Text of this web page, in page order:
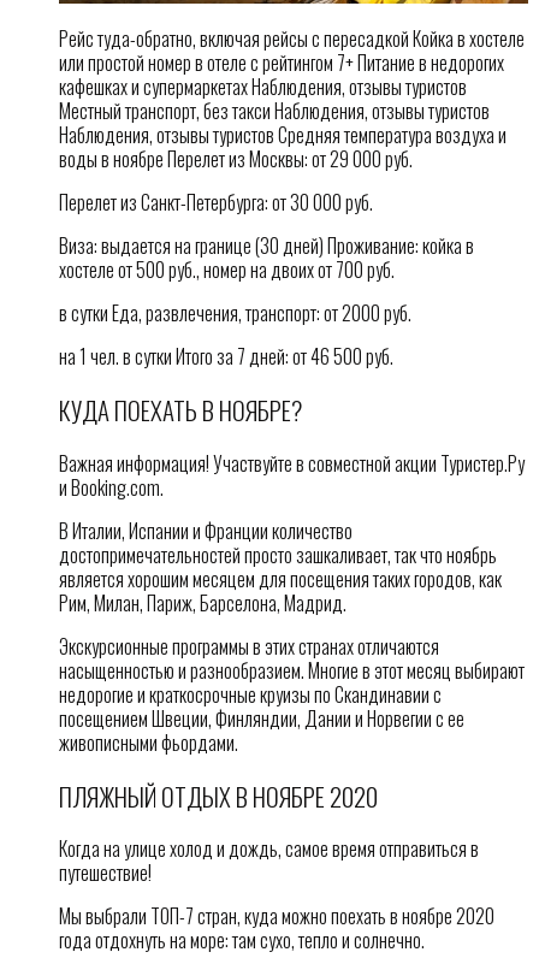
Рейс туда-обратно, включая рейсы с пересадкой Койка в хостеле
или простой номер в отеле с рейтингом 7+ Питание в недорогих
кафешках и супермаркетах Наблюдения, отзывы туристов
Местный транспорт, без такси Наблюдения, отзывы туристов
Наблюдения, отзывы туристов Средняя температура воздуха и
воды в ноябре Перелет из Москвы: от 29 000 руб.
Перелет из Санкт-Петербурга: от 30 000 руб.
Виза: выдается на границе (30 дней) Проживание: койка в
хостеле от 500 руб., номер на двоих от 700 руб.
в сутки Еда, развлечения, транспорт: от 2000 руб.
на 1 чел. в сутки Итого за 7 дней: от 46 500 руб.
КУДА ПОЕХАТЬ В НОЯБРЕ?
Важная информация! Участвуйте в совместной акции Туристер.Ру
и Booking.com.
В Италии, Испании и Франции количество
достопримечательностей просто зашкаливает, так что ноябрь
является хорошим месяцем для посещения таких городов, как
Рим, Милан, Париж, Барселона, Мадрид.
Экскурсионные программы в этих странах отличаются
насыщенностью и разнообразием. Многие в этот месяц выбирают
недорогие и краткосрочные круизы по Скандинавии с
посещением Швеции, Финляндии, Дании и Норвегии с ее
живописными фьордами.
ПЛЯЖНЫЙ ОТДЫХ В НОЯБРЕ 2020
Когда на улице холод и дождь, самое время отправиться в
путешествие!
Мы выбрали ТОП-7 стран, куда можно поехать в ноябре 2020
года отдохнуть на море: там сухо, тепло и солнечно.